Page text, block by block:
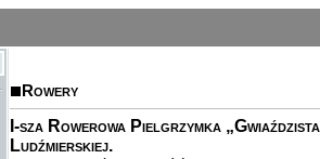
Rowery
I-sza Rowerowa Pielgrzymka
Ludźmierskiej.